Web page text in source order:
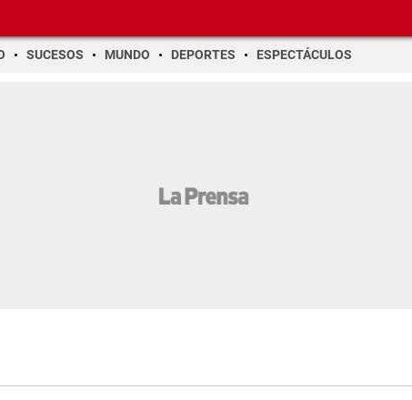
SUCESOS MUNDO DEPORTES ESPECTÁCULOS